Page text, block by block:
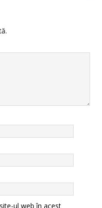
ul web în acest